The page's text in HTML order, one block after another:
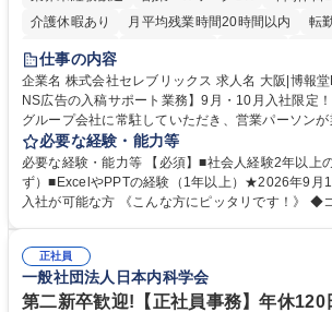
介護休暇あり
月平均残業時間20時間以内
転
未経験者歓迎
完全週休2日制
交通費支給 駅近5分以内
仕事の内容
企業名 株式会社セレブリックス 求人名 大阪|博報堂DYグループ【CM・S
NS広告の入稿サポート業務】9月・10月入社限定！ 仕事の内容 博報堂
グループ会社に常駐していただき、営業パーソン
生する業務を幅広くサポートとしてテレビCMや
ト、進行管理等 部内アシスタントとしての業務をお任
先との定例資料作成 ◆競合調査 ◆広告出稿の進行
後のデータ抽出と効果測定、資料作成 ◆TVCM放送
ール対応 ◆常駐先に向けた事業拡大の提案 など 募集職種 大阪|博報堂DY
グループ【CM・SNS広告の入稿サポート業務】9
必要な経験・能力等
必要な経験・能力等 【必須】■社会人経験2年以上
ず）■ExcelやPPTの経験（1年以上）★2026年9月
入社が可能な方 《こんな方にピッタリです！》 ◆コツコツと進める仕事
ャリア・スキルUPを目指したい方 学歴・資格 学歴：大学院 大学 高専 短
大 専修学校 高校 語学力： 資格：
正社員
一般社団法人日本内科学会
第二新卒歓迎!【正社員事務】年休120